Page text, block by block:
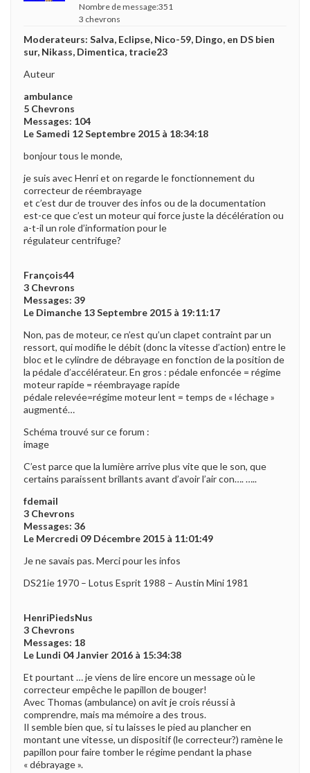
Nombre de message:351
3 chevrons
Moderateurs: Salva, Eclipse, Nico-59, Dingo, en DS bien
sur, Nikass, Dimentica, tracie23
Auteur
ambulance
5 Chevrons
Messages: 104
Le Samedi 12 Septembre 2015 à 18:34:18
bonjour tous le monde,
je suis avec Henri et on regarde le fonctionnement du
correcteur de réembrayage
et c’est dur de trouver des infos ou de la documentation
est-ce que c’est un moteur qui force juste la décélération ou
a-t-il un role d’information pour le
régulateur centrifuge?
François44
3 Chevrons
Messages: 39
Le Dimanche 13 Septembre 2015 à 19:11:17
Non, pas de moteur, ce n’est qu’un clapet contraint par un
ressort, qui modifie le débit (donc la vitesse d’action) entre le
bloc et le cylindre de débrayage en fonction de la position de
la pédale d’accélérateur. En gros : pédale enfoncée = régime
moteur rapide = réembrayage rapide
pédale relevée=régime moteur lent = temps de « léchage »
augmenté…
Schéma trouvé sur ce forum :
image
C’est parce que la lumière arrive plus vite que le son, que
certains paraissent brillants avant d’avoir l’air con…. …..
fdemail
3 Chevrons
Messages: 36
Le Mercredi 09 Décembre 2015 à 11:01:49
Je ne savais pas. Merci pour les infos
DS21ie 1970 – Lotus Esprit 1988 – Austin Mini 1981
HenriPiedsNus
3 Chevrons
Messages: 18
Le Lundi 04 Janvier 2016 à 15:34:38
Et pourtant … je viens de lire encore un message où le
correcteur empêche le papillon de bouger!
Avec Thomas (ambulance) on avit je crois réussi à
comprendre, mais ma mémoire a des trous.
Il semble bien que, si tu laisses le pied au plancher en
montant une vitesse, un dispositif (le correcteur?) ramène le
papillon pour faire tomber le régime pendant la phase
« débrayage ».